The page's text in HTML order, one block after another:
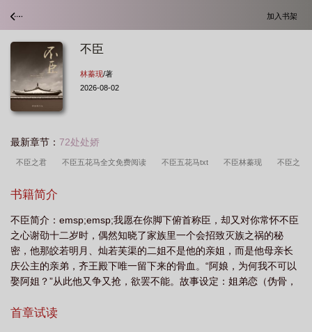
加入书架
不臣
林蓁现/著
2026-08-02
最新章节： 72处处娇
不臣之君 不臣五花马全文免费阅读 不臣五花马txt 不臣林蓁现 不臣之
书籍简介
不臣简介：emsp;emsp;我愿在你脚下俯首称臣，却又对你常怀不臣
之心谢劭十二岁时，偶然知晓了家族里一个会招致灭族之祸的秘
密，他那皎若明月、灿若芙渠的二姐不是他的亲姐，而是他母亲长
庆公主的亲弟，齐王殿下唯一留下来的骨血。“阿娘，为何我不可以
娶阿姐？”从此他又争又抢，欲罢不能。故事设定：姐弟恋（伪骨，
口。?PS:女主很长一段时间毫不知情避雷点：正文完结后，会增加if
首章试读